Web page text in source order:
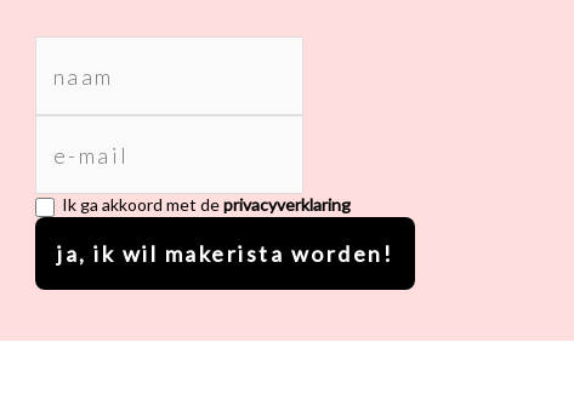
Ik ga akkoord met deprivacyverklaring
ja, ik wil makerista worden!